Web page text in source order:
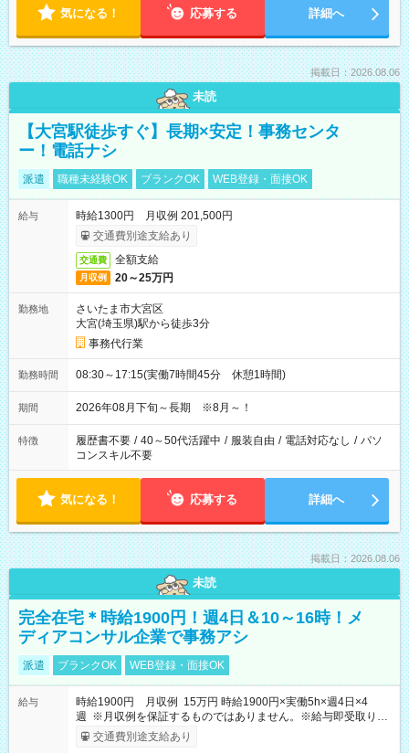
気になる！ 応募する 詳細へ
掲載日：2026.08.06
未読
【大宮駅徒歩すぐ】長期×安定！事務センタ
ー！電話ナシ
派遣 職種未経験OK ブランクOK WEB登録・面接OK
給与
時給1300円 月収例 201,500円
交通費別途支給あり
交通費 全額支給
月収例 20～25万円
勤務地
さいたま市大宮区
大宮(埼玉県)駅から徒歩3分
事務代行業
勤務時間 08:30～17:15(実働7時間45分 休憩1時間)
期間 2026年08月下旬～長期 ※8月～！
特徴 履歴書不要 / 40～50代活躍中 / 服装自由 / 電話対応なし / パソ
コンスキル不要
気になる！ 応募する 詳細へ
掲載日：2026.08.06
未読
完全在宅＊時給1900円！週4日＆10～16時！メ
ディアコンサル企業で事務アシ
派遣 ブランクOK WEB登録・面接OK
給与
時給1900円 月収例 15万円 時給1900円×実働5h×週4日×4
週 ※月収例を保証するものではありません。※給与即受取りサ
ービス利用可（利用条件有）
交通費別途支給あり